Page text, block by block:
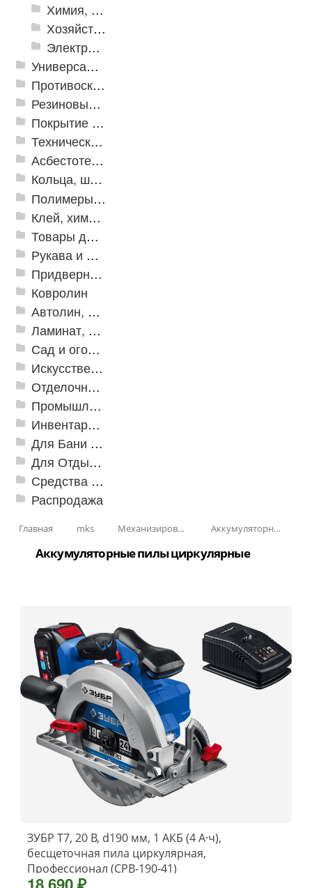
Химия, крепеж, СИЗ
Хозяйственные принадлежности
Электрика и свет
Универсальные модульные покрытия
Противоскользящая защита для лестниц, профили, ленты
Резиновые и ПВХ дорожки
Покрытие из резиновой крошки
Техническая резина
Асбестотехнические и теплоизоляционные материалы
Кольца, шайбы, манжеты
Полимеры и пластики
Клей, химия, сопутствующие товары
Товары для дома
Рукава и шланги промышленные
Придверные решетки
Ковролин
Автолин, Транслин, Линолеум
Ламинат, Кварцвиниловая плитка SPC
Сад и огород
Искусственная трава
Отделочные профили
Промышленный текстиль
Инвентарь для клининга
Для Бани и Сауны
Для Отдыха и Пикника
Средства от насекомых и садовых вредителей
Распродажа
Главная mks Механизированные инструменты Аккумуляторный инструмент
Аккумуляторные пилы циркулярные
ЗУБР Т7, 20 В, d190 мм, 1 АКБ (4 А·ч),
бесщеточная пила циркулярная,
Профессионал (CPB-190-41)